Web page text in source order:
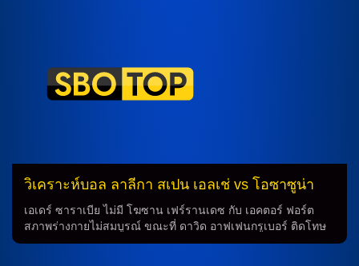
คะแนน 2-0 จากการทำประตูโดย ฮูโก้ เอกิติเก้ ข้อมูลการแข่งขัน
การแข่งขันระหว่างทีมลิเวอร์พูลกับไบรท์ตันจะถ่ายทอดสดผ่าน
AIS Play ช่อง 503 และ Monomax 3 ในวันเสาร์ที่ 14 กุมภาพันธ์
ย่อมเป็นเรื่องที่น่าตื่นเต้น ทั้งสองทีมมีฝันและความตั้งใจที่จะได้รับ
ชัยชนะ การทำนายจากผู้เชี่ยวชาญวงการวิเคราะห์บอลกล่าวว่า
ทํานายชนะในการแข่งขันนี้จะอยู่ในความเป็นไปได้ของทีม
ลิเวอร์พูล ด้วยประสบการณ์และความแข็งแกร่งที่มีอยู่ เพื่อความ
ยั่งยืนของทีมในการแข่งขันอย่างเดียว สรุป ความคาดหวังสูงของ
ผู้ชมทั้งสองฝ่ายในการแข่งขันระหว่างลิเวอร์พูลกับไบรท์ตันใน
วิเคราะห์บอล ลาลีกา สเปน เอลเช่ vs โอซาซูน่า
เอเดร์ ซาราเบีย ไม่มี โฆซาน เฟร์รานเดซ กับ เอคตอร์ ฟอร์ต
สภาพร่างกายไม่สมบูรณ์ ขณะที่ ดาวิด อาฟเฟนกรูเบอร์ ติดโทษ
แบน ด้าน ราฟา มีร์ ยังต้องรอการประเมินสภาพความฟิต ส่วน เป